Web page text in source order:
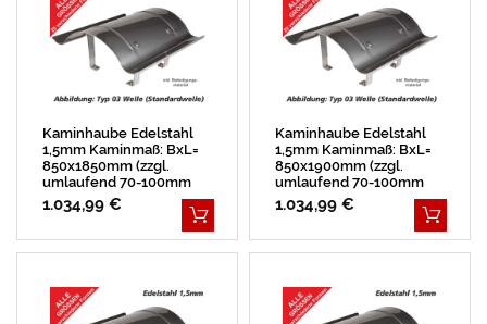
Kaminhaube Edelstahl
1,5mm Kaminmaß: BxL=
850x1850mm (zzgl.
umlaufend 70-100mm
Überstand)
1.034,99 €
Kaminhaube Edelstahl
1,5mm Kaminmaß: BxL=
850x1900mm (zzgl.
umlaufend 70-100mm
Überstand)
1.034,99 €